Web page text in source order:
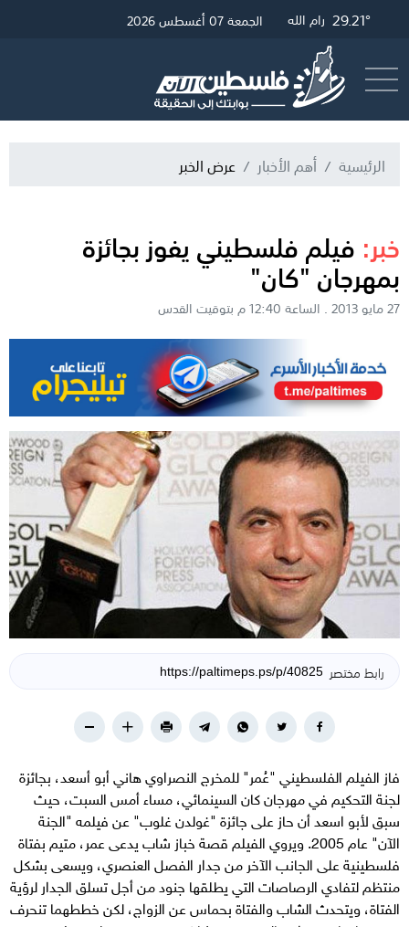
32.32° غزة 29.45° القدس 29.21° رام الله الجمعة 07 أغسطس 2026
الرئيسية أهم الأخبار عرض الخبر
خبر: فيلم فلسطيني يفوز بجائزة
بمهرجان "كان"
27 مايو 2013 . الساعة 12:40 م بتوقيت القدس
رابط مختصر
فاز الفيلم الفلسطيني "عُمر" للمخرج النصراوي هاني أبو أسعد، بجائزة
لجنة التحكيم في مهرجان كان السينمائي، مساء أمس السبت، حيث
سبق لأبو اسعد أن حاز على جائزة "غولدن غلوب" عن فيلمه "الجنة
الآن" عام 2005. ويروي الفيلم قصة خباز شاب يدعى عمر، متيم بفتاة
فلسطينية على الجانب الآخر من جدار الفصل العنصري، ويسعى بشكل
منتظم لتفادي الرصاصات التي يطلقها جنود من أجل تسلق الجدار لرؤية
الفتاة، ويتحدث الشاب والفتاة بحماس عن الزواج، لكن خططهما تنحرف